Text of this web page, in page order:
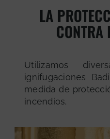
LA
CONTRA
Utilizamos
ignifugaciones
medida de
incendios.